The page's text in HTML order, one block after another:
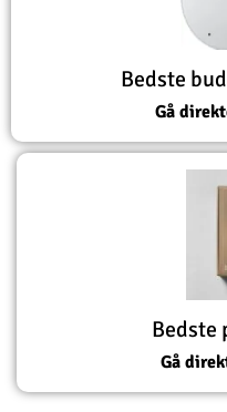
Bedste
Gå
Bedste
Gå